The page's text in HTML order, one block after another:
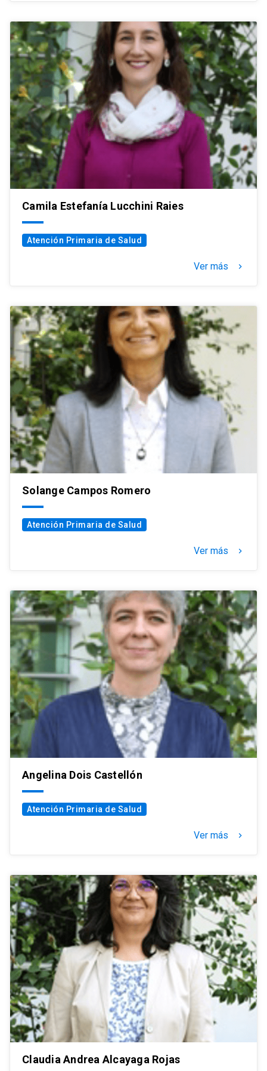
Camila Estefanía Lucchini Raies
Atención Primaria de Salud
Ver más keyboard_arrow_right
Solange Campos Romero
Atención Primaria de Salud
Ver más keyboard_arrow_right
Angelina Dois Castellón
Atención Primaria de Salud
Ver más keyboard_arrow_right
Claudia Andrea Alcayaga Rojas